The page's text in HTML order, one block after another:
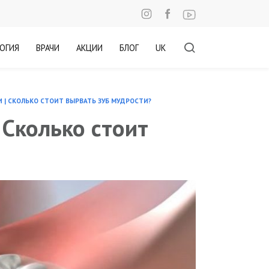
ВРАЧИ АКЦИИ БЛОГ UK
| СКОЛЬКО СТОИТ ВЫРВАТЬ ЗУБ МУДРОСТИ?
стоит